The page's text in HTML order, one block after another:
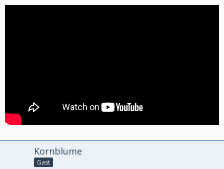
Kornblume
Gast